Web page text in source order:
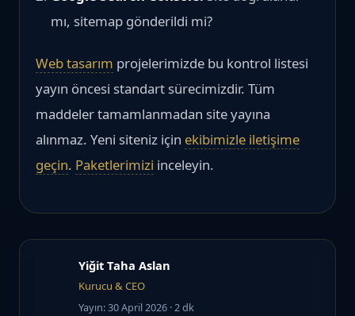
mı, sitemap gönderildi mi?
Web tasarım projelerimizde bu kontrol listesi
yayın öncesi standart sürecimizdir. Tüm
maddeler tamamlanmadan site yayına
alınmaz. Yeni siteniz için ekibimizle iletişime
geçin. Paketlerimizi inceleyin.
Yiğit Taha Aslan
Kurucu & CEO
Yayın: 30 April 2026 · 2 dk